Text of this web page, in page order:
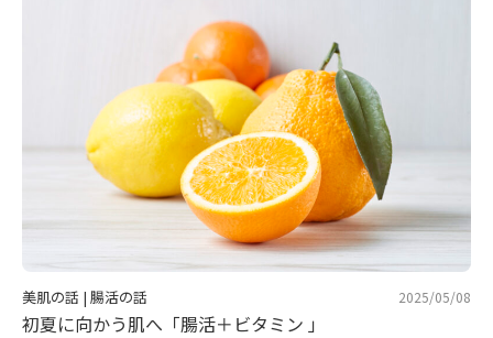
美肌の話 | 腸活の話 2025/05/08
初夏に向かう肌へ「腸活＋ビタミン 」